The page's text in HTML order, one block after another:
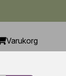
Varukorg